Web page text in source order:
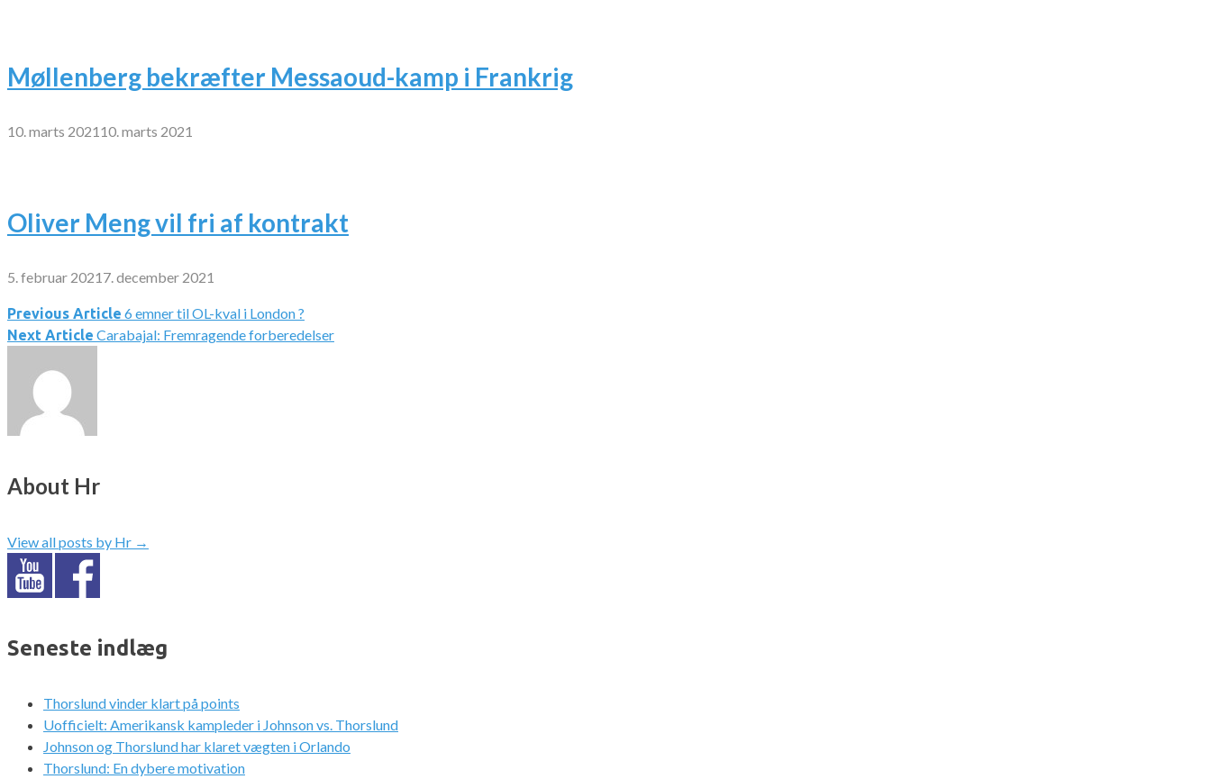
Møllenberg bekræfter Messaoud-kamp i Frankrig
10. marts 2021 10. marts 2021
Oliver Meng vil fri af kontrakt
5. februar 2021 7. december 2021
Indlægsnavigation
Previous Article 6 emner til OL-kval i London ?
Next Article Carabajal: Fremragende forberedelser
About Hr
View all posts by Hr →
Seneste indlæg
Thorslund vinder klart på points
Uofficielt: Amerikansk kampleder i Johnson vs. Thorslund
Johnson og Thorslund har klaret vægten i Orlando
Thorslund: En dybere motivation